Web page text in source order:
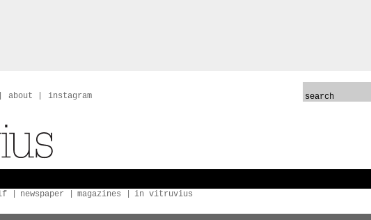
about instagram
newspaper magazines in vitruvius